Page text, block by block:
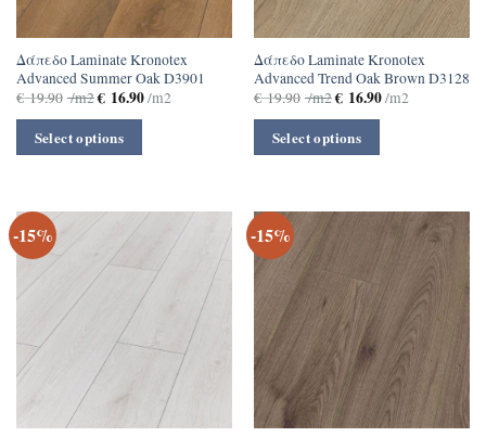
Δάπεδο Laminate Kronotex
Advanced Summer Oak D3901
€19.90 /m2€16.90/m2
Select options
Δάπεδο Laminate Kronotex
Advanced Trend Oak Brown D3128
€19.90 /m2€16.90/m2
Select options
-15% -15%